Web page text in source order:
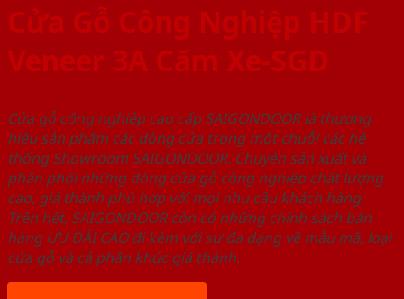
Cửa Gỗ Công Nghiệp HDF
Veneer 3A Căm Xe-SGD
Cửa gỗ công nghiệp cao cấp SAIGONDOOR là thương
hiệu sản phẩm các dòng cửa trong một chuỗi các hệ
thống Showroom SAIGONDOOR. Chuyên sản xuất và
phân phối những dòng cửa gỗ công nghiệp chất lượng
cao, giá thành phù hợp với mọi nhu cầu khách hàng.
Trên hết, SAIGONDOOR còn có những chính sách bán
hàng ƯU ĐÃI CAO đi kèm với sự đa dạng về mẫu mã, loại
cửa gỗ và cả phân khúc giá thành.